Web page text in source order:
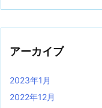
アーカイブ
2023年1月
2022年12月